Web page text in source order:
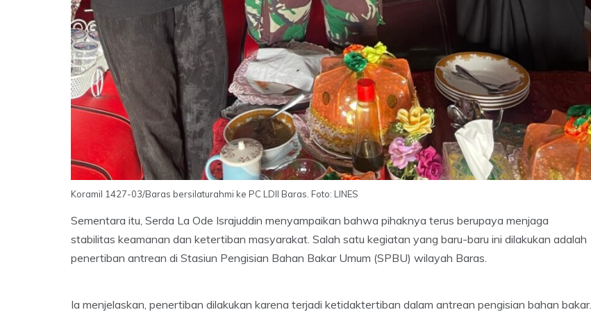
Koramil 1427-03/Baras bersilaturahmi ke PC LDII Baras. Foto: LINES
Sementara itu, Serda La Ode Israjuddin menyampaikan bahwa pihaknya terus berupaya menjaga
stabilitas keamanan dan ketertiban masyarakat. Salah satu kegiatan yang baru-baru ini dilakukan adalah
penertiban antrean di Stasiun Pengisian Bahan Bakar Umum (SPBU) wilayah Baras.
Ia menjelaskan, penertiban dilakukan karena terjadi ketidaktertiban dalam antrean pengisian bahan bakar.